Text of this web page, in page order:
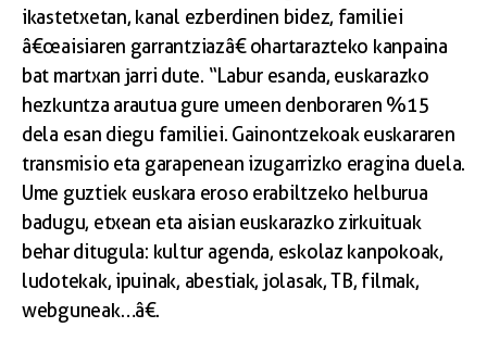
ikastetxetan, kanal ezberdinen bidez, familiei
â€œaisiaren garrantziazâ€ ohartarazteko kanpaina
bat martxan jarri dute. “Labur esanda, euskarazko
hezkuntza arautua gure umeen denboraren %15
dela esan diegu familiei. Gainontzekoak euskararen
transmisio eta garapenean izugarrizko eragina duela.
Ume guztiek euskara eroso erabiltzeko helburua
badugu, etxean eta aisian euskarazko zirkuituak
behar ditugula: kultur agenda, eskolaz kanpokoak,
ludotekak, ipuinak, abestiak, jolasak, TB, filmak,
webguneak…â€.